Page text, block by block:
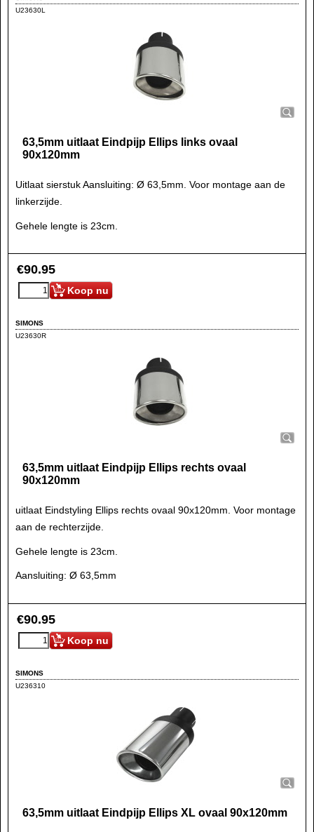
U23630L
63,5mm uitlaat Eindpijp Ellips links ovaal
90x120mm
Uitlaat sierstuk Aansluiting: Ø 63,5mm. Voor montage aan de
linkerzijde.
Gehele lengte is 23cm.
€90.95
Koop nu
SIMONS
U23630R
63,5mm uitlaat Eindpijp Ellips rechts ovaal
90x120mm
uitlaat Eindstyling Ellips rechts ovaal 90x120mm. Voor montage
aan de rechterzijde.
Gehele lengte is 23cm.
Aansluiting: Ø 63,5mm
€90.95
Koop nu
SIMONS
U236310
63,5mm uitlaat Eindpijp Ellips XL ovaal 90x120mm